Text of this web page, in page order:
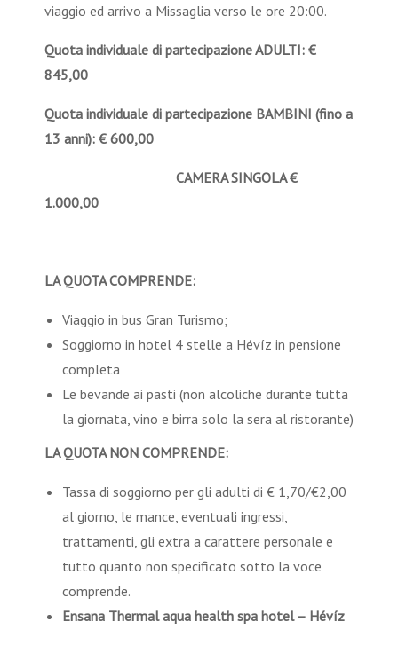
viaggio ed arrivo a Missaglia verso le ore 20:00.
Quota individuale di partecipazione ADULTI: €
845,00
Quota individuale di partecipazione BAMBINI (fino a
13 anni): € 600,00
CAMERA SINGOLA €
1.000,00
LA QUOTA COMPRENDE:
Viaggio in bus Gran Turismo;
Soggiorno in hotel 4 stelle a Hévíz in pensione
completa
Le bevande ai pasti (non alcoliche durante tutta
la giornata, vino e birra solo la sera al ristorante)
LA QUOTA NON COMPRENDE:
Tassa di soggiorno per gli adulti di € 1,70/€2,00
al giorno, le mance, eventuali ingressi,
trattamenti, gli extra a carattere personale e
tutto quanto non specificato sotto la voce
comprende.
Ensana Thermal aqua health spa hotel – Hévíz